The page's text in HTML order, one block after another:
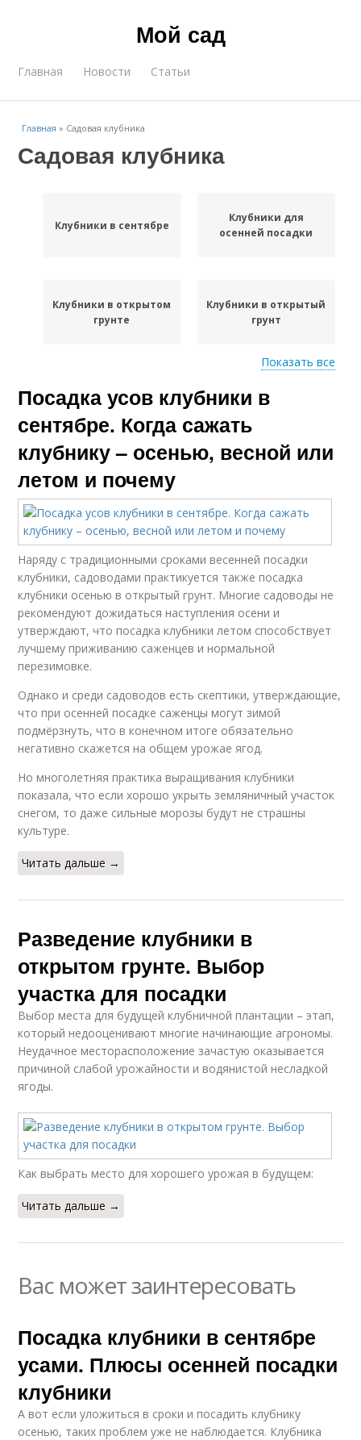
Мой сад
Главная Новости Статьи
Главная » Садовая клубника
Садовая клубника
Клубники в сентябре
Клубники для
осенней посадки
Клубники в открытом
грунте
Клубники в открытый
грунт
Клубники в августе Клубники на рассаду
Клубники в октябре
Клубники в домашних
условиях
Клубника в открытом
грунте
Показать все
Посадка усов клубники в
сентябре. Когда сажать
клубнику – осенью, весной или
летом и почему
Наряду с традиционными сроками весенней посадки
клубники, садоводами практикуется также посадка
клубники осенью в открытый грунт. Многие садоводы не
рекомендуют дожидаться наступления осени и
утверждают, что посадка клубники летом способствует
лучшему приживанию саженцев и нормальной
перезимовке.
Однако и среди садоводов есть скептики, утверждающие,
что при осенней посадке саженцы могут зимой
подмёрзнуть, что в конечном итоге обязательно
негативно скажется на общем урожае ягод.
Но многолетняя практика выращивания клубники
показала, что если хорошо укрыть земляничный участок
снегом, то даже сильные морозы будут не страшны
культуре.
Читать дальше →
Разведение клубники в
открытом грунте. Выбор
участка для посадки
Выбор места для будущей клубничной плантации – этап,
который недооценивают многие начинающие агрономы.
Неудачное месторасположение зачастую оказывается
причиной слабой урожайности и водянистой несладкой
ягоды.
Как выбрать место для хорошего урожая в будущем:
Читать дальше →
Вас может заинтересовать
Посадка клубники в сентябре
усами. Плюсы осенней посадки
клубники
А вот если уложиться в сроки и посадить клубнику
осенью, таких проблем уже не наблюдается. Клубника